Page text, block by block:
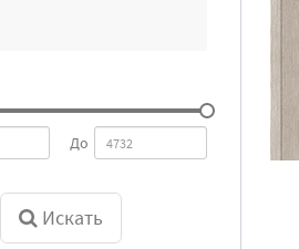
До
Искать